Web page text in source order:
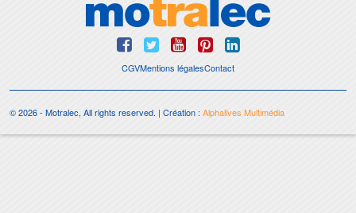
CGVMentions légalesContact
© 2026 - Motralec, All rights reserved. | Création :Alphalives Multimédia